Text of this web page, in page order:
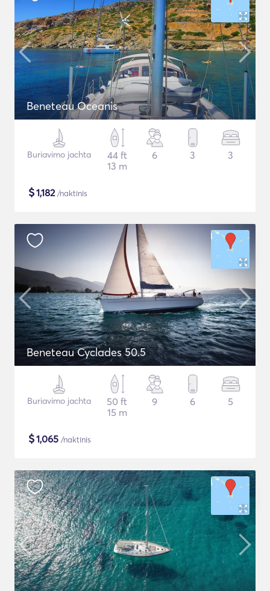
Beneteau Oceanis
Buriavimo jachta
44 ft
13 m
6 3 3
$1,182/naktinis
Beneteau Cyclades 50.5
Buriavimo jachta
50 ft
15 m
9 6 5
$1,065 /naktinis